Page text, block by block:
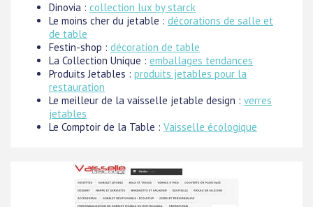
Dinovia : collection lux by starck
Le moins cher du jetable : décorations de salle et
de table
Festin-shop : décoration de table
La Collection Unique : emballages tendances
Produits Jetables : produits jetables pour la
restauration
Le meilleur de la vaisselle jetable design : verres
jetables
Le Comptoir de la Table : Vaisselle écologique